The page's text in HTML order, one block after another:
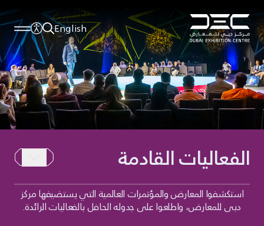
English
الفعاليات القادمة
استكشفوا المعارض والمؤتمرات العالمية التي يستضيفها مركز
دبي للمعارض، واطلعوا على جدوله الحافل بالفعاليات الرائدة.